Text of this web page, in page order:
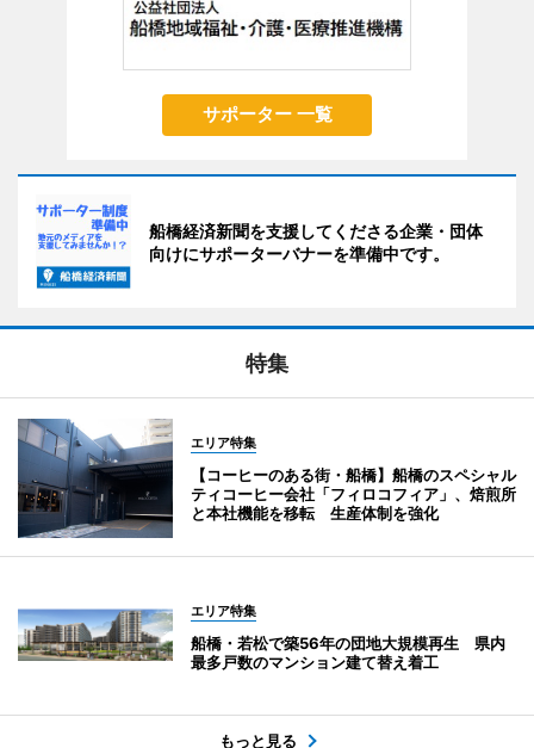
サポーター 一覧
船橋経済新聞を支援してくださる企業・団体
向けにサポーターバナーを準備中です。
特集
エリア特集
【コーヒーのある街・船橋】船橋のスペシャル
ティコーヒー会社「フィロコフィア」、焙煎所
と本社機能を移転 生産体制を強化
エリア特集
船橋・若松で築56年の団地大規模再生 県内
最多戸数のマンション建て替え着工
もっと見る